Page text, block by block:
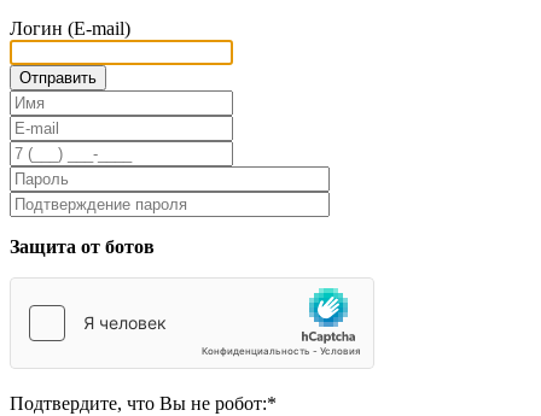
Логин (E-mail)
Защита от ботов
Подтвердите, что Вы не робот:*